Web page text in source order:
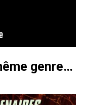
genre…